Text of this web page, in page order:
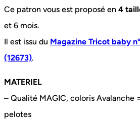
Ce patron vous est proposé en 4
et 6 mois.
Il est issu du Magazine Tricot baby
(12673).
MATERIEL
– Qualité MAGIC, coloris Avalanche
pelotes